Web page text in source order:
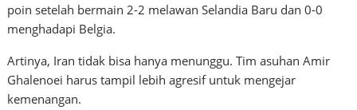
poin setelah bermain 2-2 melawan Selandia Baru dan 0-0
menghadapi Belgia.
Artinya, Iran tidak bisa hanya menunggu. Tim asuhan Amir
Ghalenoei harus tampil lebih agresif untuk mengejar
kemenangan.